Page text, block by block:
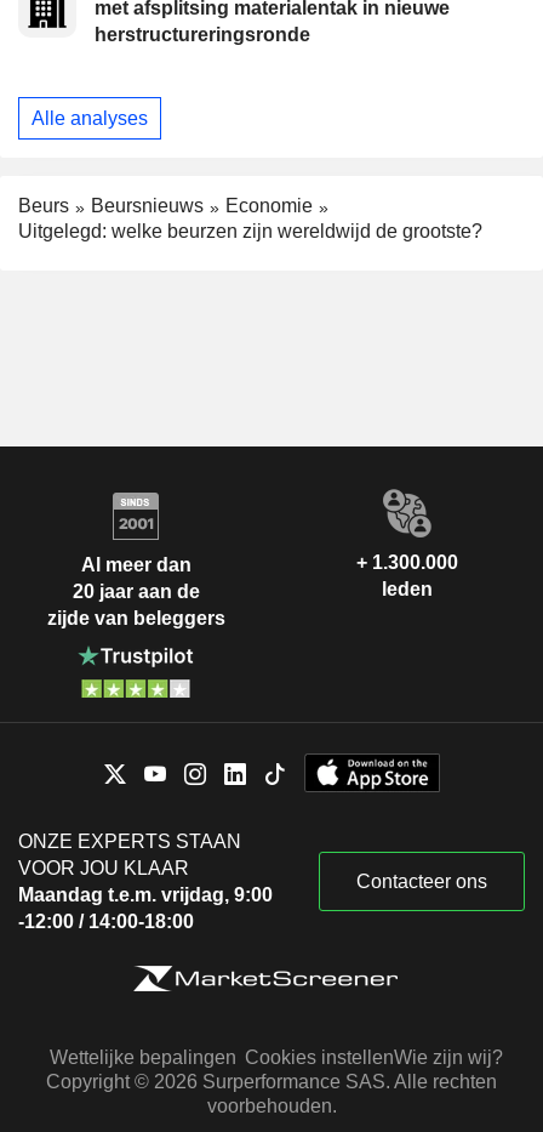
met afsplitsing materialentak in nieuwe
herstructureringsronde
Alle analyses
Beurs Beursnieuws
Economie
Uitgelegd: welke beurzen zijn wereldwijd de grootste?
Al meer dan
20 jaar aan de
zijde van beleggers
+ 1.300.000
leden
ONZE EXPERTS STAAN
VOOR JOU KLAAR
Maandag t.e.m. vrijdag, 9:00
-12:00 / 14:00-18:00
Contacteer ons
Wettelijke bepalingen Cookies instellenWie zijn wij?
Copyright © 2026 Surperformance SAS. Alle rechten
voorbehouden.